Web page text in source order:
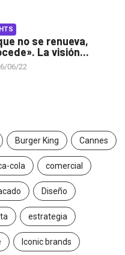
no se renueva,
La visión...
06/22
Burger King Cannes
cola comercial
Diseño
estrategia
Iconic brands